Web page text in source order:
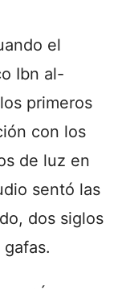
el
Ibn al-
primeros
con los
de luz en
sentó las
dos siglos